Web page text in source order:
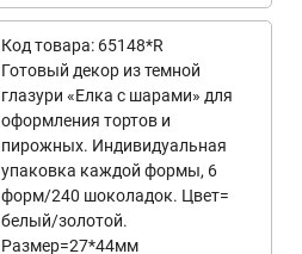
Код товара: 65148*R
Готовый декор из темной
глазури «Елка с шарами» для
оформления тортов и
пирожных. Индивидуальная
упаковка каждой формы, 6
форм/240 шоколадок. Цвет=
белый/золотой.
Размер=27*44мм